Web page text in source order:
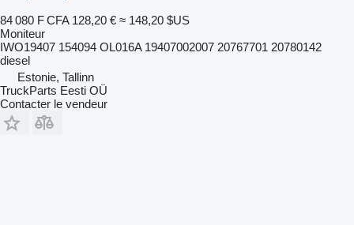
84 080 F CFA 128,20 € ≈ 148,20 $US
Moniteur
IWO19407 154094 OL016A 19407002007 20767701 20780142
diesel
Estonie, Tallinn
TruckParts Eesti OÜ
Contacter le vendeur